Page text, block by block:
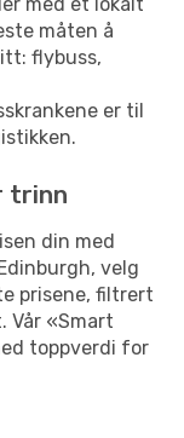
måten å
flybuss,
er til
trinn
din med
velg
prisene, filtrert
Vår «Smart
toppverdi for